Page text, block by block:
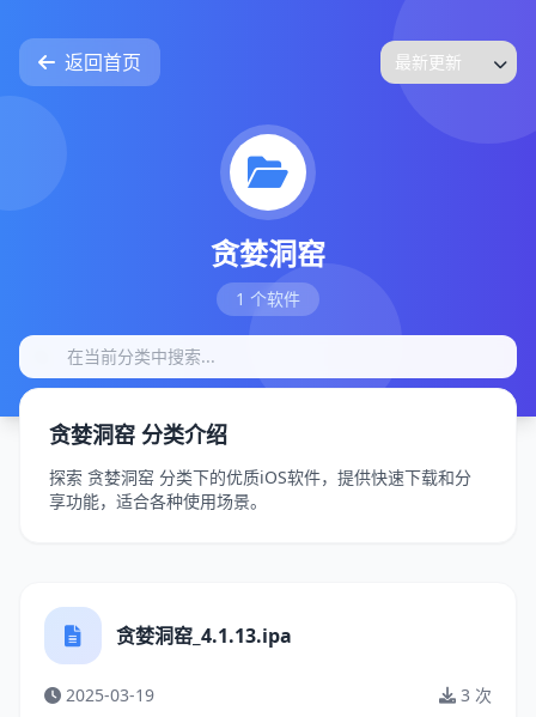
返回首页
贪婪洞窑
1 个软件
贪婪洞窑 分类介绍
探索 贪婪洞窑 分类下的优质iOS软件，提供快速下载和分
享功能，适合各种使用场景。
贪婪洞窑_4.1.13.ipa
2025-03-19 3 次